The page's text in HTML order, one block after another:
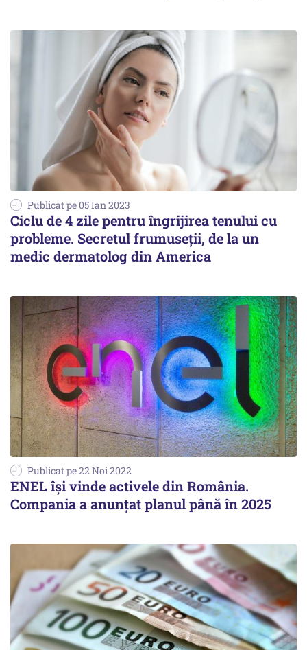
Publicat pe 05 Ian 2023
Ciclu de 4 zile pentru îngrijirea tenului cu
probleme. Secretul frumuseții, de la un
medic dermatolog din America
Publicat pe 22 Noi 2022
ENEL îşi vinde activele din România.
Compania a anunţat planul până în 2025